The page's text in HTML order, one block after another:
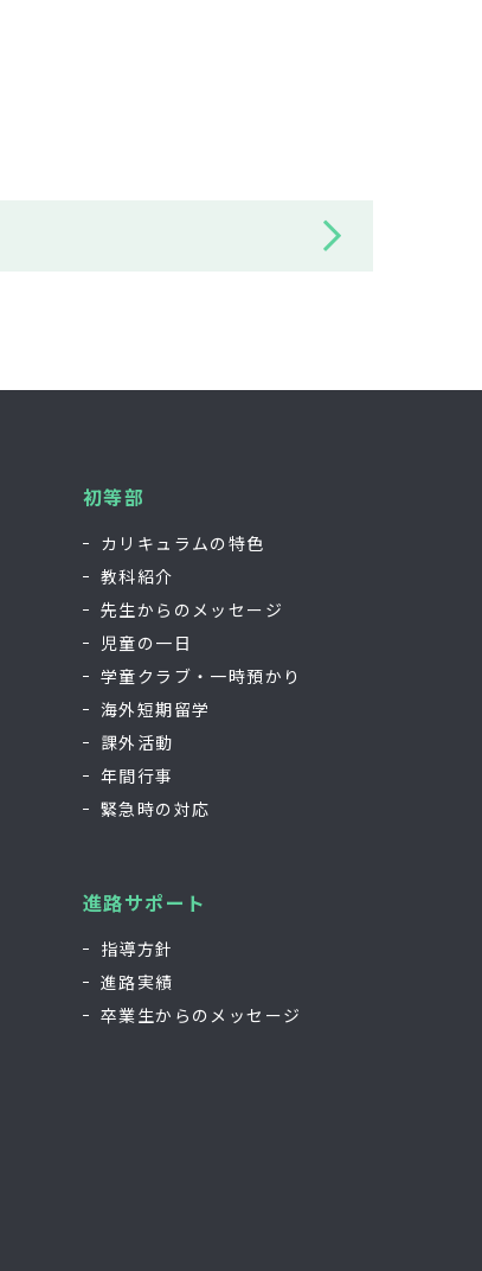
初等部
カリキュラムの特色
教科紹介
先生からのメッセージ
児童の一日
学童クラブ・一時預かり
海外短期留学
課外活動
年間行事
緊急時の対応
進路サポート
指導方針
進路実績
卒業生からのメッセージ